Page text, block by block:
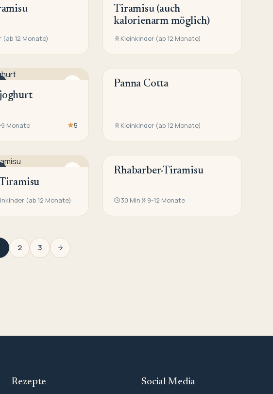
(ab 12 Monate)
Tiramisu (auch
kalorienarm möglich)
Kleinkinder (ab 12 Monate)
Monate 5
NACHTISCH
Panna Cotta
Kleinkinder (ab 12 Monate)
(ab 12 Monate)
NACHTISCH
Rhabarber-Tiramisu
30 Min 9-12 Monate
2 3
Rezepte Social Media